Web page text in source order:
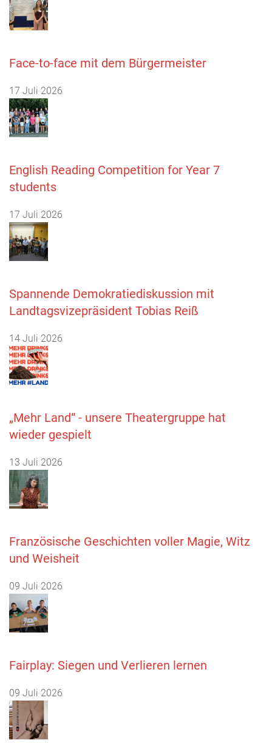
Face-to-face mit dem Bürgermeister
17 Juli 2026
English Reading Competition for Year 7
students
17 Juli 2026
Spannende Demokratiediskussion mit
Landtagsvizepräsident Tobias Reiß
14 Juli 2026
„Mehr Land“ - unsere Theatergruppe hat
wieder gespielt
13 Juli 2026
Französische Geschichten voller Magie, Witz
und Weisheit
09 Juli 2026
Fairplay: Siegen und Verlieren lernen
09 Juli 2026